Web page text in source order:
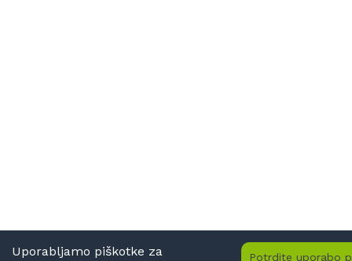
Potrdite uporabo
Uporabljamo piškotke za